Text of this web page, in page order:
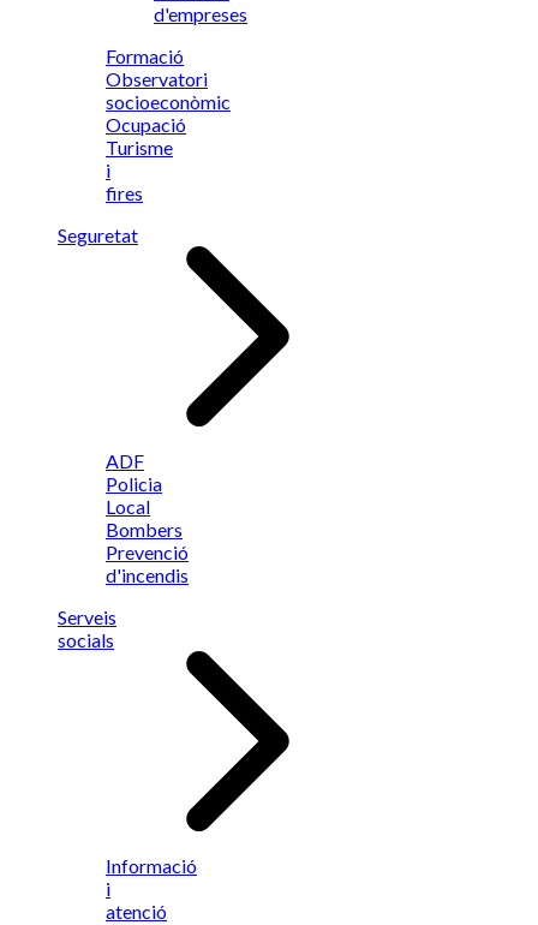
d'empreses
Formació
Observatori
socioeconòmic
Ocupació
Turisme
i
fires
Seguretat
ADF
Policia
Local
Bombers
Prevenció
d'incendis
Serveis
socials
Informació
i
atenció